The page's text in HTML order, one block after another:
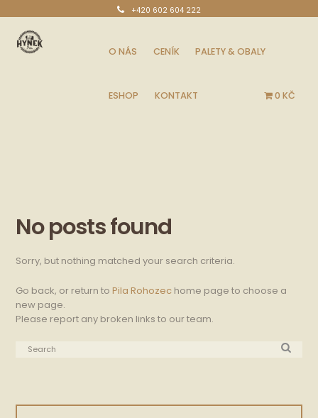
+420 602 604 222
O NÁS CENÍK PALETY & OBALY
ESHOP KONTAKT 0 KČ
No posts found
Sorry, but nothing matched your search criteria.
Go back, or return to Pila Rohozec home page to choose a
new page.
Please report any broken links to our team.